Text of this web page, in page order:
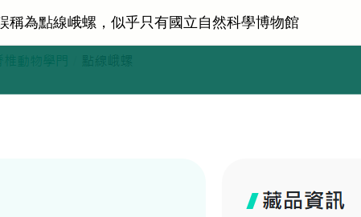
稱為點線峨螺，似乎只有國立自然科學博物館